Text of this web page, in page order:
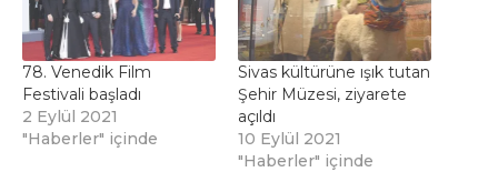
78. Venedik Film
Festivali başladı
2 Eylül 2021
"Haberler" içinde
Sivas kültürüne ışık tutan
Şehir Müzesi, ziyarete
açıldı
10 Eylül 2021
"Haberler" içinde